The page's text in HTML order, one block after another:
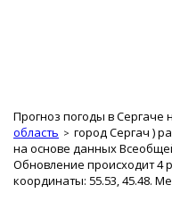
Прогноз погоды в Сергаче
область
город Сергач )
на основе данных
Обновление происходит 4
координаты: 55.53, 45.48.